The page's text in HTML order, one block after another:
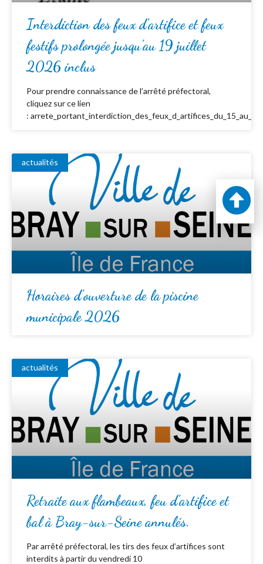
Interdiction des feux d’artifice et feux
festifs prolongée jusqu’au 19 juillet
2026 inclus
Pour prendre connaissance de l’arrêté préfectoral,
cliquez sur ce lien
:
actualités
Horaires d’ouverture de la piscine
municipale 2026
actualités
Retraite aux flambeaux, feu d’artifice et
bal à Bray-sur-Seine annulés.
Par arrêté préfectoral, les tirs des feux d’artifices sont
interdits à partir du vendredi 10